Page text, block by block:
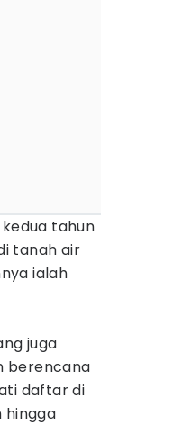
tahun
tanah air
ialah
juga
berencana
daftar di
hingga